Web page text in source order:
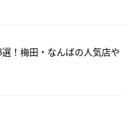
！梅田・なんばの人気店や